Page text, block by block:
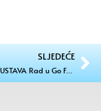
SLJEDEĆE
RAZMJENA ISKUSTAVA Rad u Go Formativu i usporedba plana i kurikuluma